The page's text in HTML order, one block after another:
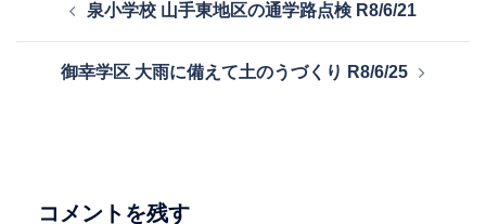
ョ
泉小学校 山手東地区の通学路点検 R8/6/21
御幸学区 大雨に備えて土のうづくり R8/6/25
コメントを残す